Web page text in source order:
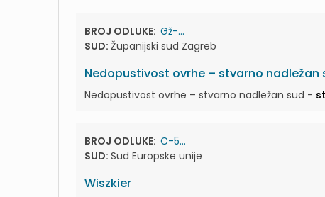
BROJ ODLUKE: Gž-...
SUD: Županijski sud Zagreb
Nedopustivost ovrhe – stvarno nadležan
Nedopustivost ovrhe – stvarno nadležan sud -
BROJ ODLUKE: C-5...
SUD: Sud Europske unije
Wiszkier